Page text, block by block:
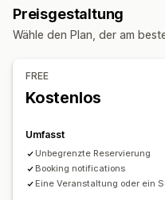
Buchungsverwaltung
Kalender
Planung
Kapazitätsgrenzen
Datensynchronisierung
Mehrere Sprachen
Anzahlungen
Anpassung
Download-Management
Dateisicherheit
Dateihosting
Preisgestaltung
Wähle den Plan, der am
FREE
Kostenlos
Umfasst
Unbegrenzte Reservierung
Booking notifications
Eine Veranstaltung oder ein